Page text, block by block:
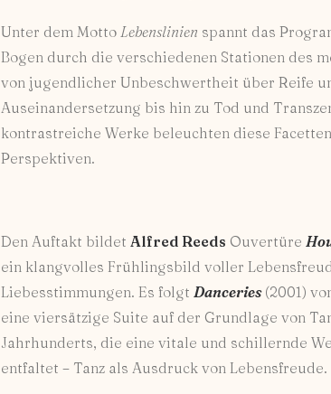
Unter dem Motto Lebenslinien spannt das
Bogen durch die verschiedenen Stationen des
von jugendlicher Unbeschwertheit über Reife
Auseinandersetzung bis hin zu Tod und
kontrastreiche Werke beleuchten diese
Perspektiven.
Den Auftakt bildet Alfred Reeds Ouvertüre
ein klangvolles Frühlingsbild voller
Liebesstimmungen. Es folgt Danceries(2001)
eine viersätzige Suite auf der Grundlage von
Jahrhunderts, die eine vitale und schillernde
entfaltet – Tanz als Ausdruck von Lebensfreude.